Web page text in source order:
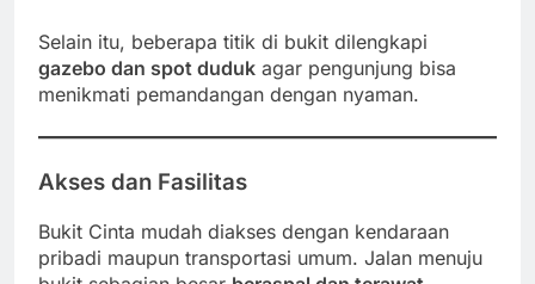
Selain itu, beberapa titik di bukit dilengkapi
gazebo dan spot duduk agar pengunjung bisa
menikmati pemandangan dengan nyaman.
Akses dan Fasilitas
Bukit Cinta mudah diakses dengan kendaraan
pribadi maupun transportasi umum. Jalan menuju